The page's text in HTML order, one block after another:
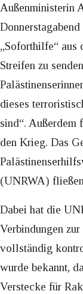
Außenministerin
„Soforthilfe“ aus
Streifen zu
dieses
sind“. Außerdem
den Krieg. Das
(UNRWA)
Dabei hat die
Verbindungen
vollständig
wurde bekannt,
Verstecke für